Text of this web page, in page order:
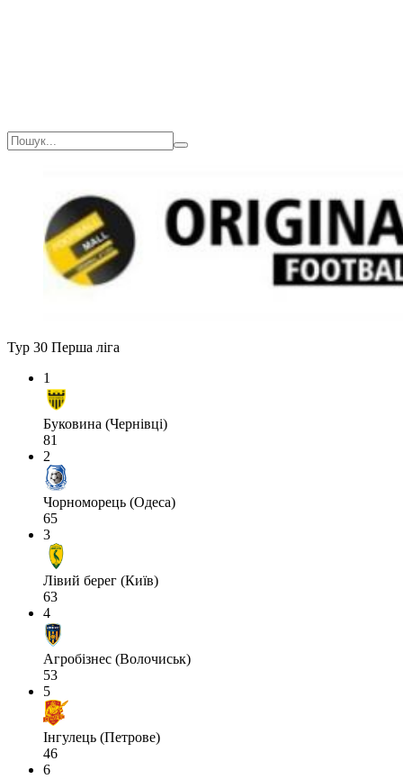
Тур 30 Перша ліга
1
Буковина (Чернівці)
81
2
Чорноморець (Одеса)
65
3
Лівий берег (Київ)
63
4
Агробізнес (Волочиськ)
53
5
Інгулець (Петрове)
46
6